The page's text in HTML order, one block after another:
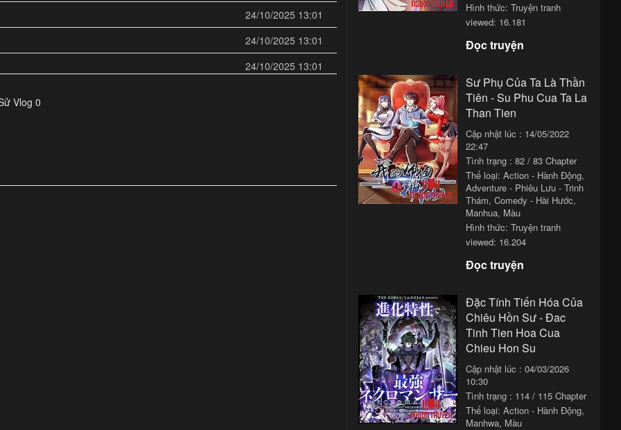
24/10/2025 13:01
24/10/2025 13:01
24/10/2025 13:01
Vlog 0
Hình thức: Truyện tranh
viewed: 16.181
Đọc truyện
Sư Phụ Của Ta Là Thần
Tiên - Su Phu Cua Ta La
Than Tien
Cập nhật lúc : 14/05/2022
22:47
Tình trạng : 82 / 83 Chapter
Thể loại: Action - Hành Động,
Adventure - Phiêu Lưu - Trinh
Thám, Comedy - Hài Hước,
Manhua, Màu
Hình thức: Truyện tranh
viewed: 16.204
Đọc truyện
Đặc Tính Tiến Hóa Của
Chiêu Hồn Sư - Đac
Tinh Tien Hoa Cua
Chieu Hon Su
Cập nhật lúc : 04/03/2026
10:30
Tình trạng : 114 / 115 Chapter
Thể loại: Action - Hành Động,
Manhwa, Màu